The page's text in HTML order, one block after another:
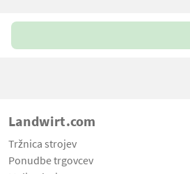
Landwirt.com
Tržnica strojev
Ponudbe trgovcev